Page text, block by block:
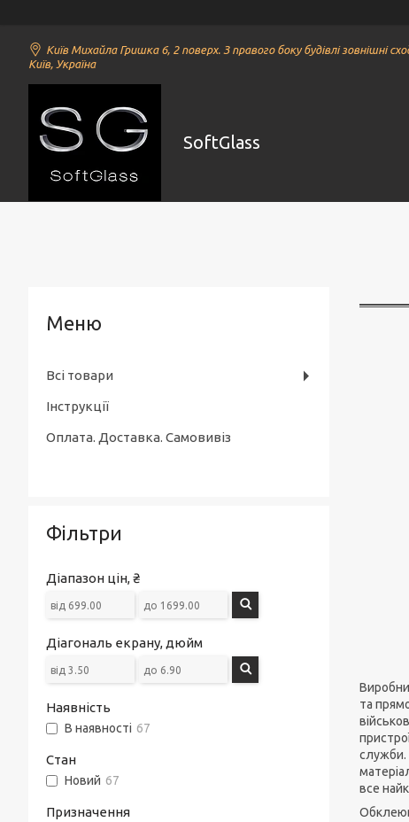
Київ Михайла Гришка 6, 2 поверх. З правого боку будівлі зовнішні
Київ, Україна
SoftGlass
та
служби.
все
Всі товари
Інструкції
Оплата. Доставка. Самовивіз
Фільтри
Діапазон цін, ₴
Діагональ екрану, дюйм
Наявність
В наявності 67
Стан
Новий 67
Призначення